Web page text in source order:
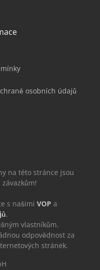
osobních údajů
na této stránce jsou
s našimi VOP a
.
vlastníkům.
odpovědnost za
stránek.